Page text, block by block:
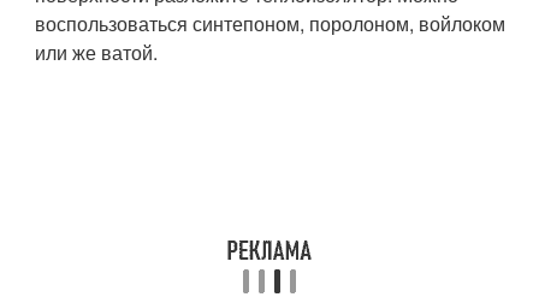
воспользоваться синтепоном, поролоном, войлоком
или же ватой.